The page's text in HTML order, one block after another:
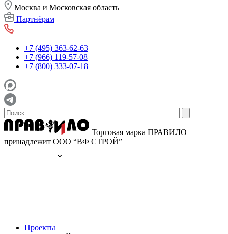
Москва и Московская область
Партнёрам
+7 (495) 363-62-63
+7 (966) 119-57-08
+7 (800) 333-07-18
Торговая марка ПРАВИЛО
принадлежит ООО “ВФ СТРОЙ”
Проекты